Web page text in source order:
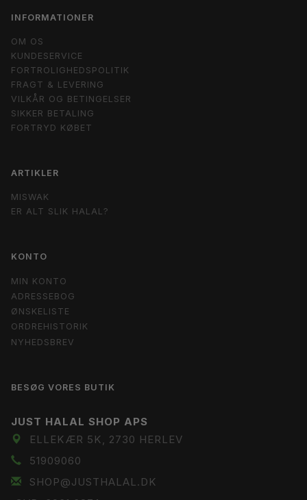
INFORMATIONER
OM OS
KUNDESERVICE
FORTROLIGHEDSPOLITIK
FRAGT & LEVERING
VILKÅR OG BETINGELSER
SIKKER BETALING
FORTRYD KØBET
ARTIKLER
MISWAK
ER ALT SLIK HALAL?
KONTO
MIN KONTO
ADRESSEBOG
ØNSKELISTE
ORDREHISTORIK
NYHEDSBREV
BESØG VORES BUTIK
JUST HALAL SHOP APS
ELLEKÆR 5K, 2730 HERLEV
51909060
SHOP@JUSTHALAL.DK